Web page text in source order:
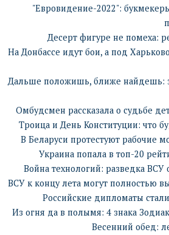
"Евровидение-2022":
Десерт фигуре не помеха:
На Донбассе идут бои, а под
Дальше положишь, ближе найдешь:
Омбудсмен рассказала о судьбе
Троица и День Конституции: что
В Беларуси протестуют рабочие
Украина попала в топ-20
Война технологий: разведка ВСУ
ВСУ к концу лета могут полностью
Российские дипломаты
Из огня да в полымя: 4 знака
Весенний обед: